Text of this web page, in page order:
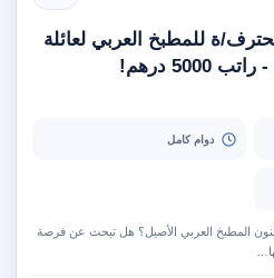
ة للمطبخ العربي لعائلة
درهم!
دوام كامل
المطبخ العربي الأصيل؟ هل تبحث عن فرصة